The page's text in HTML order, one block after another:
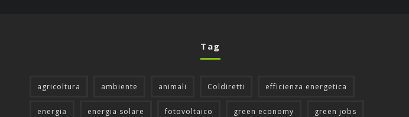
Tag
agricoltura ambiente animali Coldiretti efficienza energetica
energia energia solare fotovoltaico green economy green jobs